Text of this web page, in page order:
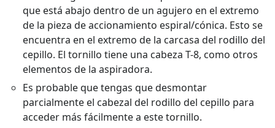
que está abajo dentro de un agujero en el extremo
de la pieza de accionamiento espiral/cónica. Esto se
encuentra en el extremo de la carcasa del rodillo del
cepillo. El tornillo tiene una cabeza T-8, como otros
elementos de la aspiradora.
Es probable que tengas que desmontar
parcialmente el cabezal del rodillo del cepillo para
acceder más fácilmente a este tornillo.